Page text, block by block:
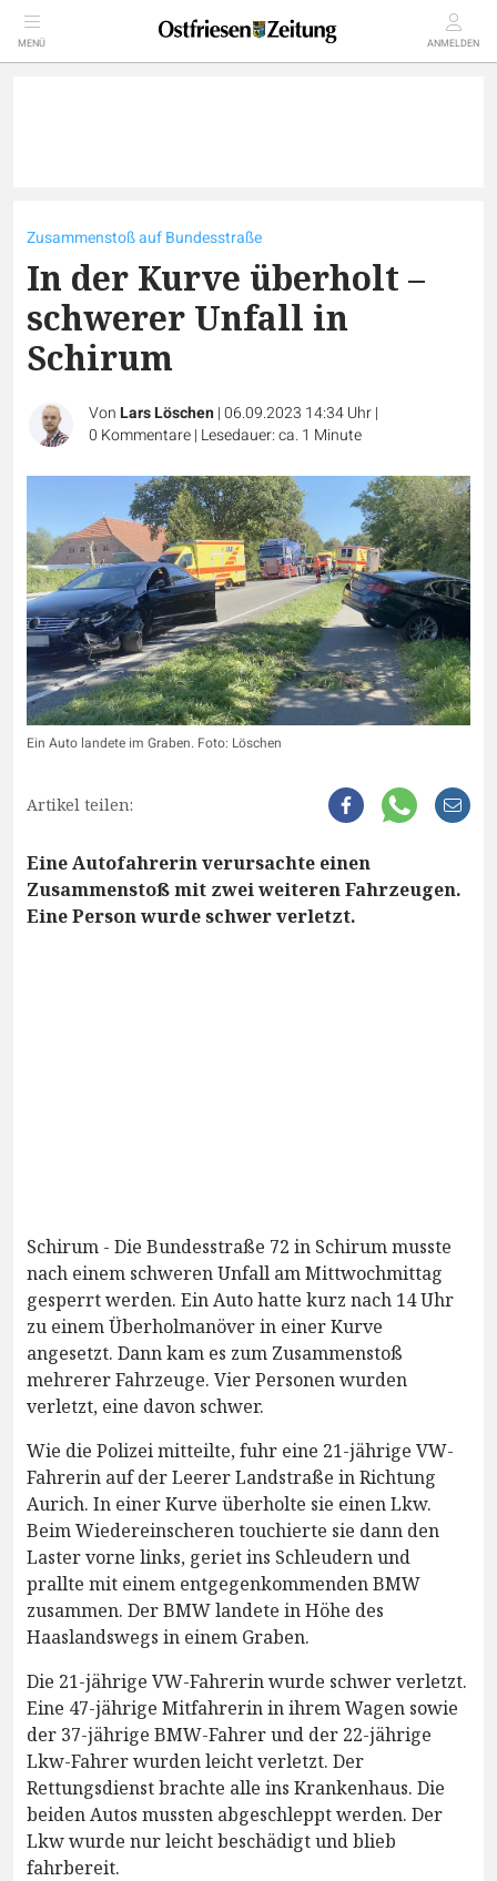
MENÜ ANMELDEN
Zusammenstoß auf Bundesstraße
In der Kurve überholt –
schwerer Unfall in
Schirum
VonLars Löschen|06.09.2023 14:34 Uhr|
0 Kommentare| Lesedauer: ca. 1 Minute
Ein Auto landete im Graben. Foto: Löschen
Artikel teilen:
Eine Autofahrerin verursachte einen
Zusammenstoß mit zwei weiteren Fahrzeugen.
Eine Person wurde schwer verletzt.
Schirum - Die Bundesstraße 72 in Schirum musste
nach einem schweren Unfall am Mittwochmittag
gesperrt werden. Ein Auto hatte kurz nach 14 Uhr
zu einem Überholmanöver in einer Kurve
angesetzt. Dann kam es zum Zusammenstoß
mehrerer Fahrzeuge. Vier Personen wurden
verletzt, eine davon schwer.
Wie die Polizei mitteilte, fuhr eine 21-jährige VW-
Fahrerin auf der Leerer Landstraße in Richtung
Aurich. In einer Kurve überholte sie einen Lkw.
Beim Wiedereinscheren touchierte sie dann den
Laster vorne links, geriet ins Schleudern und
prallte mit einem entgegenkommenden BMW
zusammen. Der BMW landete in Höhe des
Haaslandswegs in einem Graben.
Die 21-jährige VW-Fahrerin wurde schwer verletzt.
Eine 47-jährige Mitfahrerin in ihrem Wagen sowie
der 37-jährige BMW-Fahrer und der 22-jährige
Lkw-Fahrer wurden leicht verletzt. Der
Rettungsdienst brachte alle ins Krankenhaus. Die
beiden Autos mussten abgeschleppt werden. Der
Lkw wurde nur leicht beschädigt und blieb
fahrbereit.